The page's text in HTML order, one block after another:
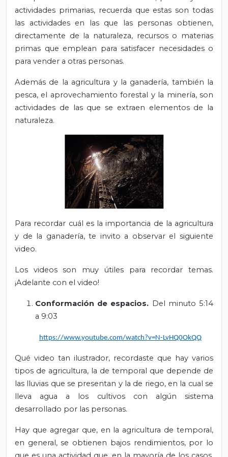
actividades primarias, recuerda que estas son todas
las actividades en las que las personas obtienen,
directamente de la naturaleza, recursos o materias
primas que emplean para satisfacer necesidades o
para vender a otras personas.
Además de la agricultura y la ganadería, también la
pesca, el aprovechamiento forestal y la minería, son
actividades de las que se extraen elementos de la
naturaleza.
Para recordar cuál es la importancia de la agricultura
y de la ganadería, te invito a observar el siguiente
video.
Los videos son muy útiles para recordar temas.
¡Adelante con el video!
Conformación de espacios. Del minuto 5:14
a 9:03
https://www.youtube.com/watch?v=N-LvHQ0OkQQ
Qué video tan ilustrador, recordaste que hay varios
tipos de agricultura, la de temporal que depende de
las lluvias que se presentan y la de riego, en la cual se
lleva agua a los cultivos con algún sistema
desarrollado por las personas.
Hay que agregar que, en la agricultura de temporal,
en general, se obtienen bajos rendimientos, por lo